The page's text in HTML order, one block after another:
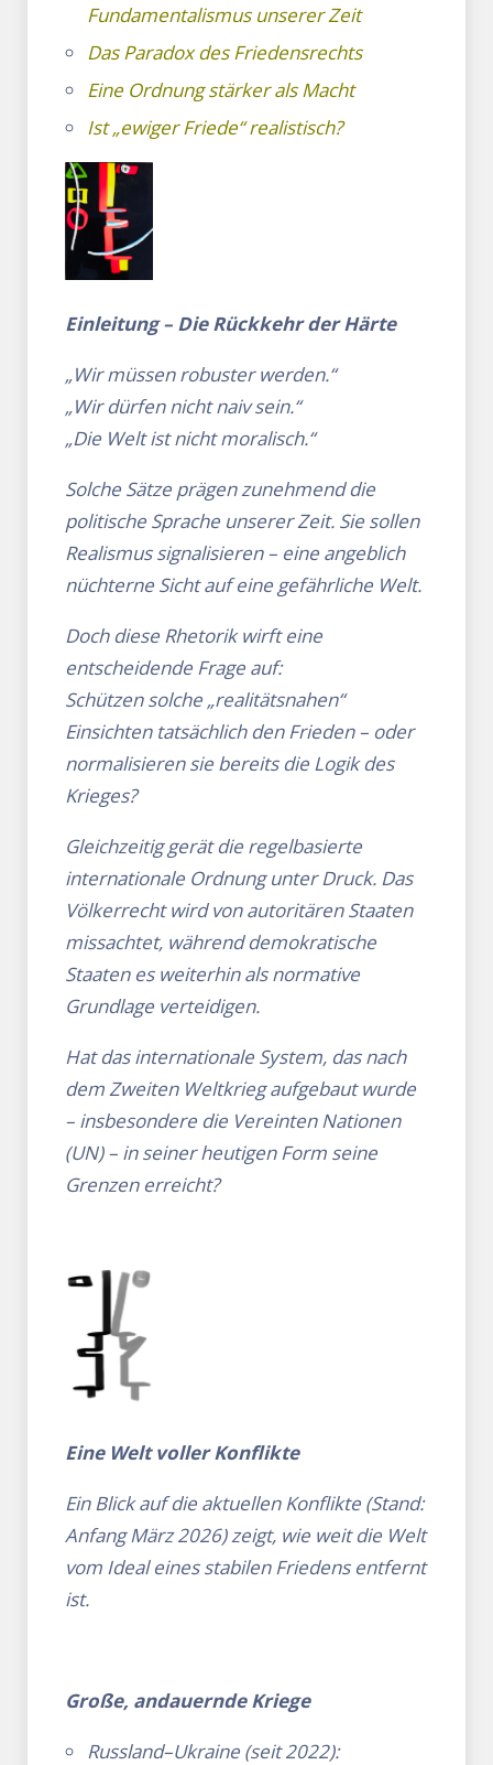
Fundamentalismus unserer Zeit
Das Paradox des Friedensrechts
Eine Ordnung stärker als Macht
Ist „ewiger Friede“ realistisch?
Einleitung – Die Rückkehr der Härte
„Wir müssen robuster werden.“
„Wir dürfen nicht naiv sein.“
„Die Welt ist nicht moralisch.“
Solche Sätze prägen zunehmend die
politische Sprache unserer Zeit. Sie sollen
Realismus signalisieren – eine angeblich
nüchterne Sicht auf eine gefährliche Welt.
Doch diese Rhetorik wirft eine
entscheidende Frage auf:
Schützen solche „realitätsnahen“
Einsichten tatsächlich den Frieden – oder
normalisieren sie bereits die Logik des
Krieges?
Gleichzeitig gerät die regelbasierte
internationale Ordnung unter Druck. Das
Völkerrecht wird von autoritären Staaten
missachtet, während demokratische
Staaten es weiterhin als normative
Grundlage verteidigen.
Hat das internationale System, das nach
dem Zweiten Weltkrieg aufgebaut wurde
– insbesondere die Vereinten Nationen
(UN) – in seiner heutigen Form seine
Grenzen erreicht?
Eine Welt voller Konflikte
Ein Blick auf die aktuellen Konflikte (Stand:
Anfang März 2026) zeigt, wie weit die Welt
vom Ideal eines stabilen Friedens entfernt
ist.
Große, andauernde Kriege
Russland–Ukraine (seit 2022):